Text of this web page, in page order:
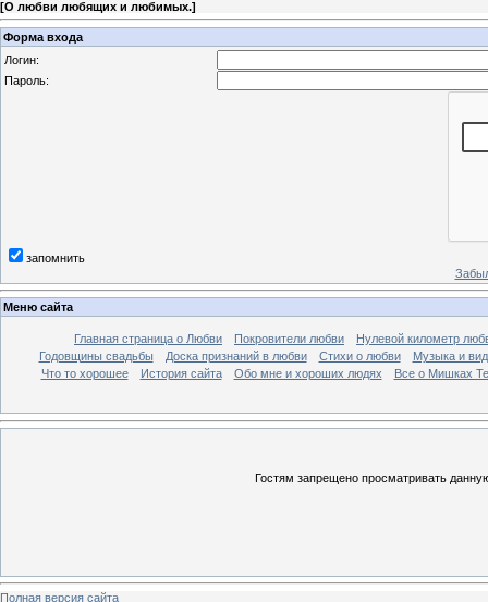
[О любви любящих и любимых.]
Форма входа
Логин:
Пароль:
запомнить
Меню сайта
Главная страница о Любви Покровители любви
Нулевой километр
Годовщины свадьбы
Доска признаний в любви Стихи о любви
Музыка и
Что то хорошее
История сайта Обо мне и хороших людях Все о Мишках
Гостям запрещено просматривать
Полная версия сайта